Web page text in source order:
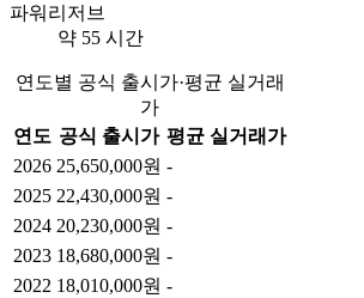
파워리저브
약 55 시간
연도별 공식 출시가·평균 실거래
가
연도 공식 출시가 평균 실거래가
2026 25,650,000원 -
2025 22,430,000원 -
2024 20,230,000원 -
2023 18,680,000원 -
2022 18,010,000원 -